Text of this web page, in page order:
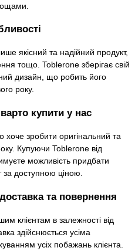
якісний та надійний продукт,
тощо. Toblerone зберігає свій
дизайн, що робить його
року.
купити у нас
хоче зробити оригінальний та
Купуючи Toblerone від
можливість придбати
за доступною ціною.
та повернення
клієнтам в залежності від
здійснюється усіма
усіх побажань клієнта.